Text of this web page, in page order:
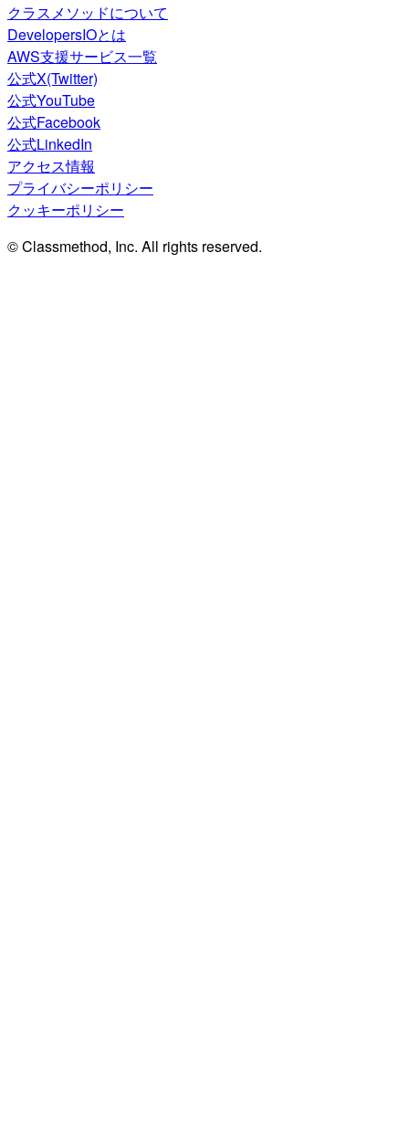
クラスメソッドについて
DevelopersIOとは
AWS支援サービス一覧
公式X(Twitter)
公式YouTube
公式Facebook
公式LinkedIn
アクセス情報
プライバシーポリシー
クッキーポリシー
© Classmethod, Inc. All rights reserved.